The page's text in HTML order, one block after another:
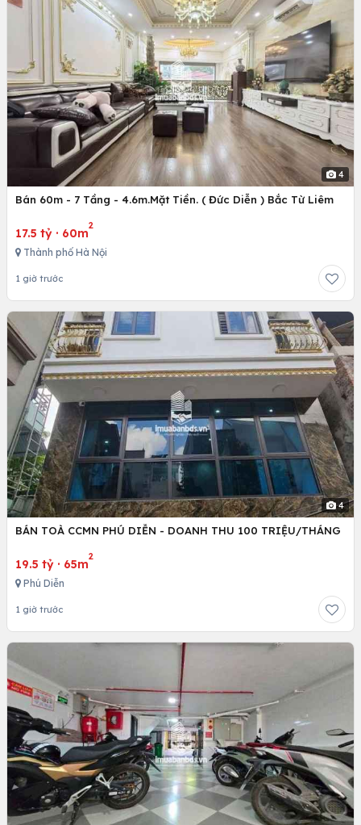
4
Bán 60m - 7 Tầng - 4.6m.Mặt Tiền. ( Đức Diễn ) Bắc Từ Liêm
17.5 tỷ · 60m
2
Thành phố Hà Nội
1 giờ trước
4
BÁN TOÀ CCMN PHÚ DIỄN - DOANH THU 100 TRIỆU/THÁNG
19.5 tỷ · 65m
2
Phú Diễn
1 giờ trước